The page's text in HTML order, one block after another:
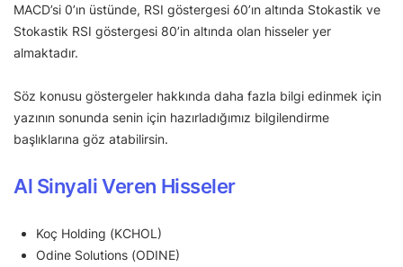
MACD’si 0’ın üstünde, RSI göstergesi 60’ın altında Stokastik ve
Stokastik RSI göstergesi 80’in altında olan hisseler yer
almaktadır.
Söz konusu göstergeler hakkında daha fazla bilgi edinmek için
yazının sonunda senin için hazırladığımız bilgilendirme
başlıklarına göz atabilirsin.
Al Sinyali Veren Hisseler
Koç Holding (KCHOL)
Odine Solutions (ODINE)